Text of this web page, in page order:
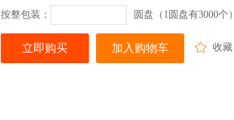
按整包装： 圆盘（1圆盘有3000个）
立即购买 加入购物车 收藏